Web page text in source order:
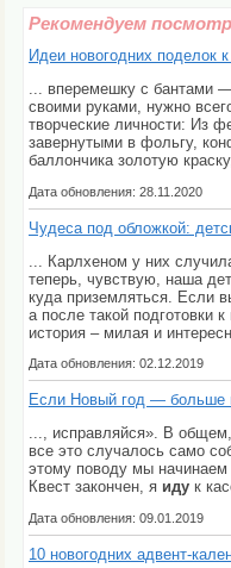
Рекомендуем
Идеи новогодних поделок
... вперемешку с бантами
своими руками, нужно
творческие личности: Из
завернутыми в фольгу,
баллончика золотую
Дата обновления: 28.11.2020
Чудеса под обложкой:
... Карлхеном у них
теперь, чувствую, наша
куда приземляться. Если
а после такой подготовки
история – милая и
Дата обновления: 02.12.2019
Если Новый год — больше
..., исправляйся». В
все это случалось само
этому поводу мы
Квест закончен, я иду к
Дата обновления: 09.01.2019
10 новогодних адвент-